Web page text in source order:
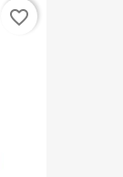
favorite_border